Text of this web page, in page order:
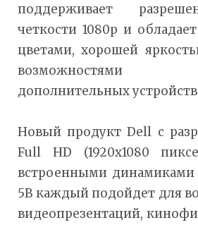
поддерживает
четкости 1080p и
цветами, хорошей
возможностями
дополнительных
Новый продукт Dell c
Full HD (1920x1080
встроенными
5В каждый подойдет для
видеопрезентаций,